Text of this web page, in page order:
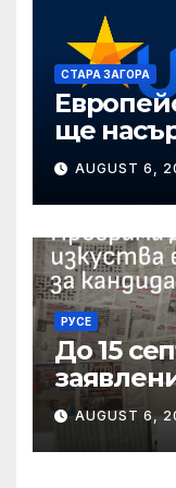
СТАРА ЗАГОРА
ще
на
в Стара
AUGUST 6,
РУСЕ
До 15
AUGUST 6,